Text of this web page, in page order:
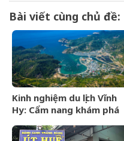
Bài viết cùng chủ đề:
Kinh nghiệm du lịch Vĩnh
Hy: Cẩm nang khám phá
Ninh Thuận